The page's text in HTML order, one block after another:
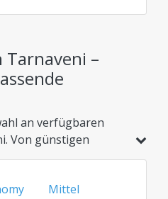
–
an verfügbaren
Von günstigen
bis hin zu
der Luxusklasse –
zum besten
Mittel